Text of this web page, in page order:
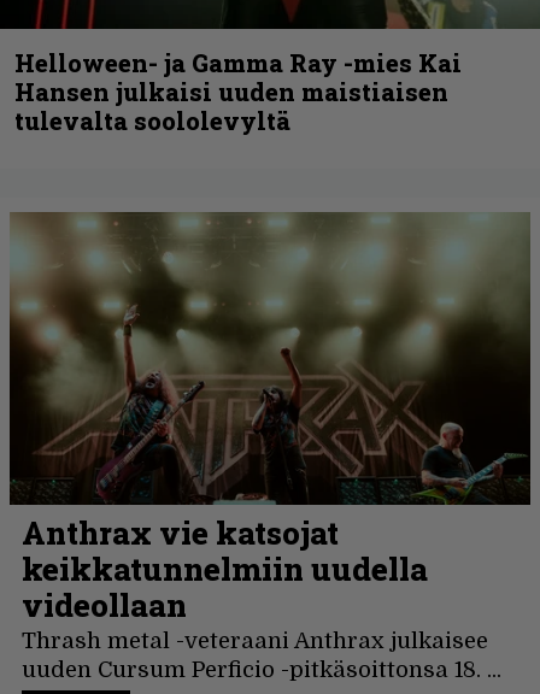
Helloween- ja Gamma Ray -mies Kai
Hansen julkaisi uuden maistiaisen
tulevalta soololevyltä